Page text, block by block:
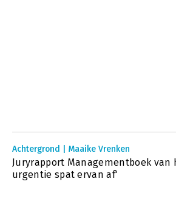
Achtergrond | Maaike Vrenken
Juryrapport Managementboek van
urgentie spat ervan af'